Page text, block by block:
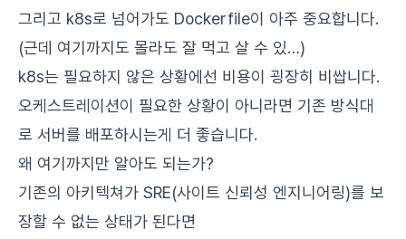
그리고 k8s로 넘어가도 Dockerfile이 아주 중요합니다.
(근데 여기까지도 몰라도 잘 먹고 살 수 있…)
k8s는 필요하지 않은 상황에선 비용이 굉장히 비쌉니다.
오케스트레이션이 필요한 상황이 아니라면 기존 방식대
로 서버를 배포하시는게 더 좋습니다.
왜 여기까지만 알아도 되는가?
기존의 아키텍쳐가 SRE(사이트 신뢰성 엔지니어링)를 보
장할 수 없는 상태가 된다면